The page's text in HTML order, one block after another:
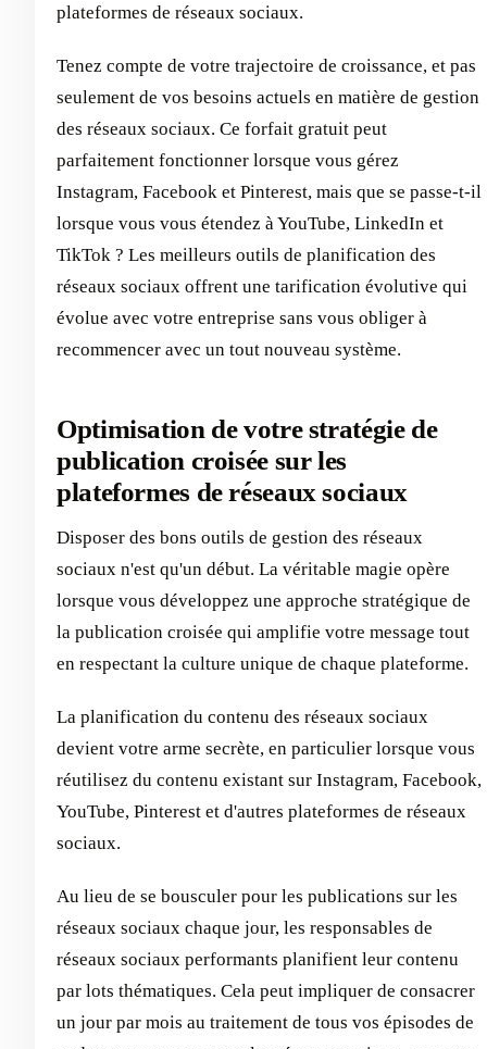
plateformes de réseaux sociaux.
Tenez compte de votre trajectoire de croissance, et pas
seulement de vos besoins actuels en matière de gestion
des réseaux sociaux. Ce forfait gratuit peut
parfaitement fonctionner lorsque vous gérez
Instagram, Facebook et Pinterest, mais que se passe-t-il
lorsque vous vous étendez à YouTube, LinkedIn et
TikTok ? Les meilleurs outils de planification des
réseaux sociaux offrent une tarification évolutive qui
évolue avec votre entreprise sans vous obliger à
recommencer avec un tout nouveau système.
Optimisation de votre stratégie de
publication croisée sur les
plateformes de réseaux sociaux
Disposer des bons outils de gestion des réseaux
sociaux n'est qu'un début. La véritable magie opère
lorsque vous développez une approche stratégique de
la publication croisée qui amplifie votre message tout
en respectant la culture unique de chaque plateforme.
La planification du contenu des réseaux sociaux
devient votre arme secrète, en particulier lorsque vous
réutilisez du contenu existant sur Instagram, Facebook,
YouTube, Pinterest et d'autres plateformes de réseaux
sociaux.
Au lieu de se bousculer pour les publications sur les
réseaux sociaux chaque jour, les responsables de
réseaux sociaux performants planifient leur contenu
par lots thématiques. Cela peut impliquer de consacrer
un jour par mois au traitement de tous vos épisodes de